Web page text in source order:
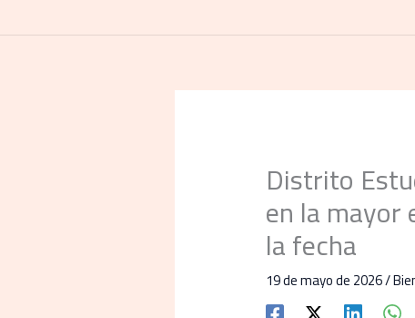
Distrito
en la mayor
la fecha
19 de mayo de 2026/